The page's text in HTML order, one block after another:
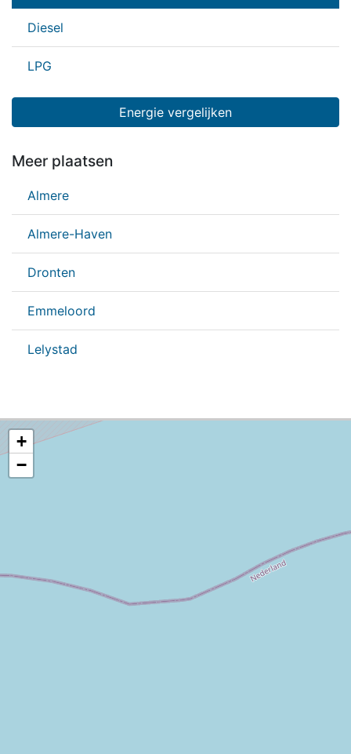
Diesel
LPG
Energie vergelijken
Meer plaatsen
Almere
Almere-Haven
Dronten
Emmeloord
Lelystad
+
−